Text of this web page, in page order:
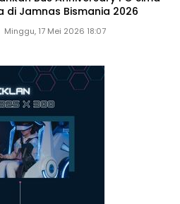
di Jamnas Bismania 2026
Minggu, 17 Mei 2026 18:07